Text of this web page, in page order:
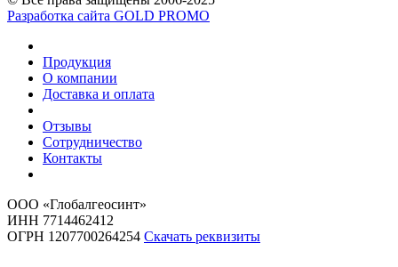
Разработка сайта GOLD PROMO
Продукция
О компании
Доставка и оплата
Отзывы
Сотрудничество
Контакты
ООО «Глобалгеосинт»
ИНН 7714462412
ОГРН 1207700264254 Скачать реквизиты